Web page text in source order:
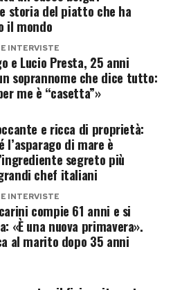
insieme,
in un racconto
televisivo. Resta aperta
in solitaria, mentre
l’opzione più
e tutti a casa, ma senza
il
al reality
rappresentare la
è legato
storia del piatto che ha
il mondo
INTERVISTE
e Lucio Presta, 25 anni
soprannome che dice tutto:
me è “casetta”»
e ricca di proprietà:
l’asparago di mare è
segreto più
chef italiani
INTERVISTE
compie 61 anni e si
«È una nuova primavera».
al marito dopo 35 anni